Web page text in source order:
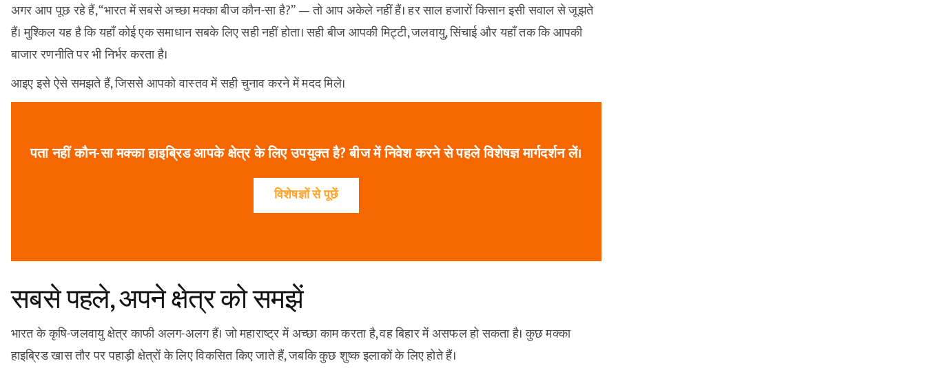
अगर आप पूछ रहे हैं, “भारत में सबसे अच्छा मक्का बीज कौन-सा है?” — तो आप अकेले नहीं हैं। हर साल हजारों किसान इसी सवाल से जूझते
हैं। मुश्किल यह है कि यहाँ कोई एक समाधान सबके लिए सही नहीं होता। सही बीज आपकी मिट्टी, जलवायु, सिंचाई और यहाँ तक कि आपकी
बाजार रणनीति पर भी निर्भर करता है।
आइए इसे ऐसे समझते हैं, जिससे आपको वास्तव में सही चुनाव करने में मदद मिले।
पता नहीं कौन-सा मक्का हाइब्रिड आपके क्षेत्र के लिए उपयुक्त है? बीज में निवेश करने से पहले विशेषज्ञ मार्गदर्शन लें।
विशेषज्ञों से पूछें
सबसे पहले, अपने क्षेत्र को समझें
भारत के कृषि-जलवायु क्षेत्र काफी अलग-अलग हैं। जो महाराष्ट्र में अच्छा काम करता है, वह बिहार में असफल हो सकता है। कुछ मक्का
हाइब्रिड खास तौर पर पहाड़ी क्षेत्रों के लिए विकसित किए जाते हैं, जबकि कुछ शुष्क इलाकों के लिए होते हैं।